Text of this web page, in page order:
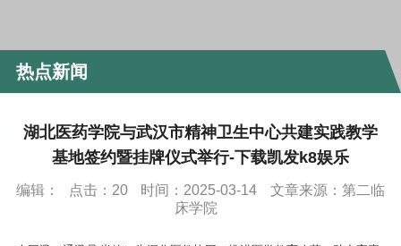
热点新闻
湖北医药学院与武汉市精神卫生中心共建实践教学
基地签约暨挂牌仪式举行-下载凯发k8娱乐
编辑： 点击： 20 时间：2025-03-14
文章来源：第二临
床学院